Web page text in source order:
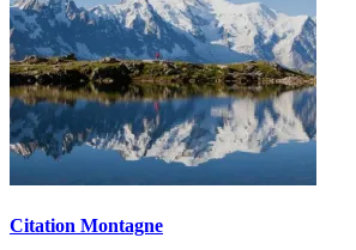
Citation Montagne